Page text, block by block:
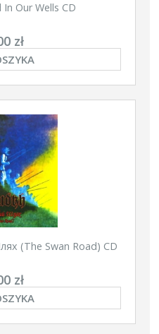
Our Wells CD
zł
Шлях (The Swan Road) CD
zł